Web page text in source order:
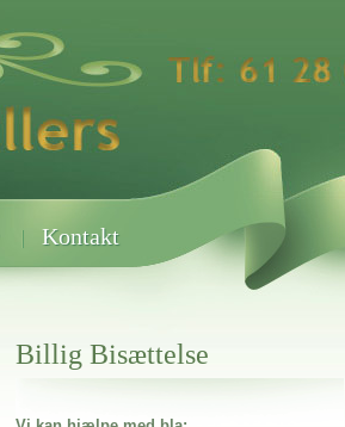
Kontakt
Billig Bisættelse